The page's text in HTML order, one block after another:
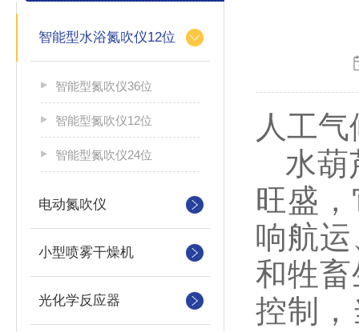
智能型水浴氮吹仪12位
智能型氮吹仪36位
智能型氮吹仪12位
智能型氮吹仪24位
电动氮吹仪
小型喷雾干燥机
光化学反应器
人工
水葫
旺盛
响航
和牲
控制